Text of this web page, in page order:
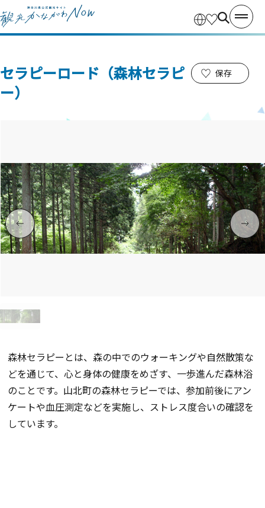
セラピーロード（森林セラピ
ー）
保存
森林セラピーとは、森の中でのウォーキングや自然散策な
どを通じて、心と身体の健康をめざす、一歩進んだ森林浴
のことです。山北町の森林セラピーでは、参加前後にアン
ケートや血圧測定などを実施し、ストレス度合いの確認を
しています。